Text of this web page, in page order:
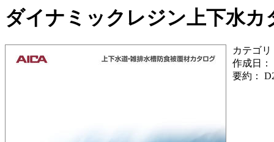
ダイナミックレジン上下水カ
カテゴリ
作成日：
要約：